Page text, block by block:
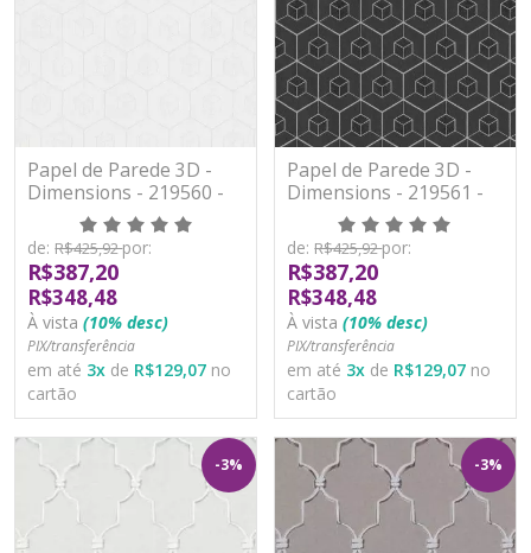
Papel de Parede 3D -
Dimensions - 219560 -
TNT - Vinilíco
de: R$425,92por:
R$387,20
R$348,48
À vista (10% desc)
PIX/transferência
em até 3x de R$129,07 no
cartão
Papel de Parede 3D -
Dimensions - 219561 -
TNT - Vinilíco
de: R$425,92por:
R$387,20
R$348,48
À vista (10% desc)
PIX/transferência
em até 3x de R$129,07 no
cartão
-3% -3%